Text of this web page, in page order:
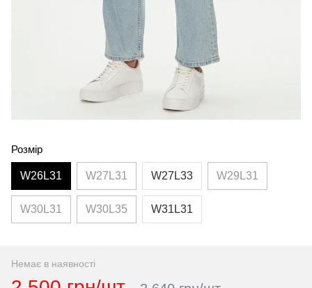
Розмір
W26L31 W27L31 W27L33 W29L31
W30L31 W30L35 W31L31
Немає в наявності